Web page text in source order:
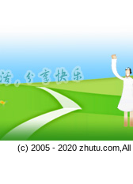
(c) 2005 - 2020